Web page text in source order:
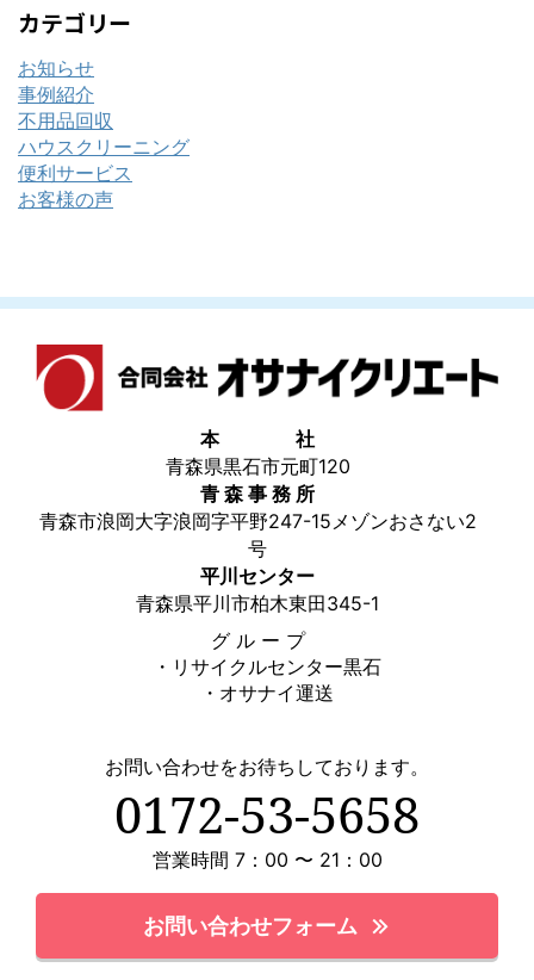
カテゴリー
お知らせ
事例紹介
不用品回収
ハウスクリーニング
便利サービス
お客様の声
本 社
青森県黒石市元町120
青 森 事 務 所
青森市浪岡大字浪岡字平野247-15メゾンおさない2
号
平川センター
青森県平川市柏木東田345-1
グ ル ー プ
・リサイクルセンター黒石
・オサナイ運送
お問い合わせをお待ちしております。
0172-53-5658
営業時間 7：00 〜 21：00
お問い合わせフォーム